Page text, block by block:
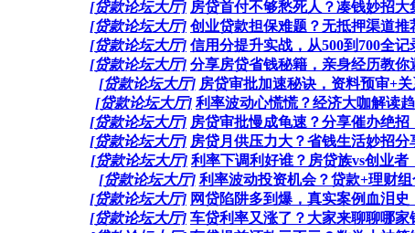
[贷款论坛大厅] 房贷首付不够愁死人？凑钱妙招
[贷款论坛大厅] 创业贷款担保难题？无抵押渠道推
[贷款论坛大厅] 信用分提升实战，从500到700全
[贷款论坛大厅] 分享房贷省钱秘籍，亲身经历教你
[贷款论坛大厅] 房贷审批加速秘诀，资料预审+
[贷款论坛大厅] 利率波动心慌慌？经济大咖解读
[贷款论坛大厅] 房贷审批慢成龟速？分享催办绝
[贷款论坛大厅] 房贷月供压力大？省钱生活妙招
[贷款论坛大厅] 利率下调利好谁？房贷族vs创业者
[贷款论坛大厅] 利率波动投资机会？贷款+理财
[贷款论坛大厅] 网贷陷阱多到爆，真实案例血泪
[贷款论坛大厅] 车贷利率又涨了？大家来聊聊哪家